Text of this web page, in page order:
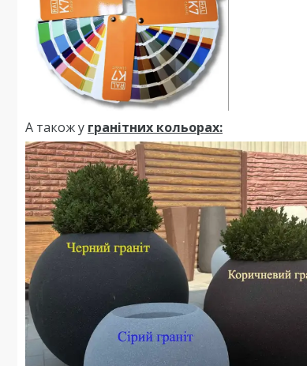
А також у гранітних кольорах: